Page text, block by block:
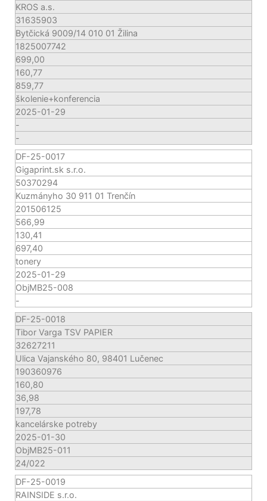
KROS a.s.
31635903
Bytčická 9009/14 010 01 Žilina
1825007742
699,00
160,77
859,77
školenie+konferencia
2025-01-29
-
-
DF-25-0017
Gigaprint.sk s.r.o.
50370294
Kuzmányho 30 911 01 Trenčín
201506125
566,99
130,41
697,40
tonery
2025-01-29
ObjMB25-008
-
DF-25-0018
Tibor Varga TSV PAPIER
32627211
Ulica Vajanského 80, 98401 Lučenec
190360976
160,80
36,98
197,78
kancelárske potreby
2025-01-30
ObjMB25-011
24/022
DF-25-0019
RAINSIDE s.r.o.